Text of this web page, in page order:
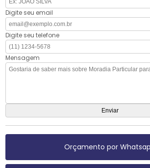
Digite seu email
Digite seu telefone
Mensagem
Orçamento por